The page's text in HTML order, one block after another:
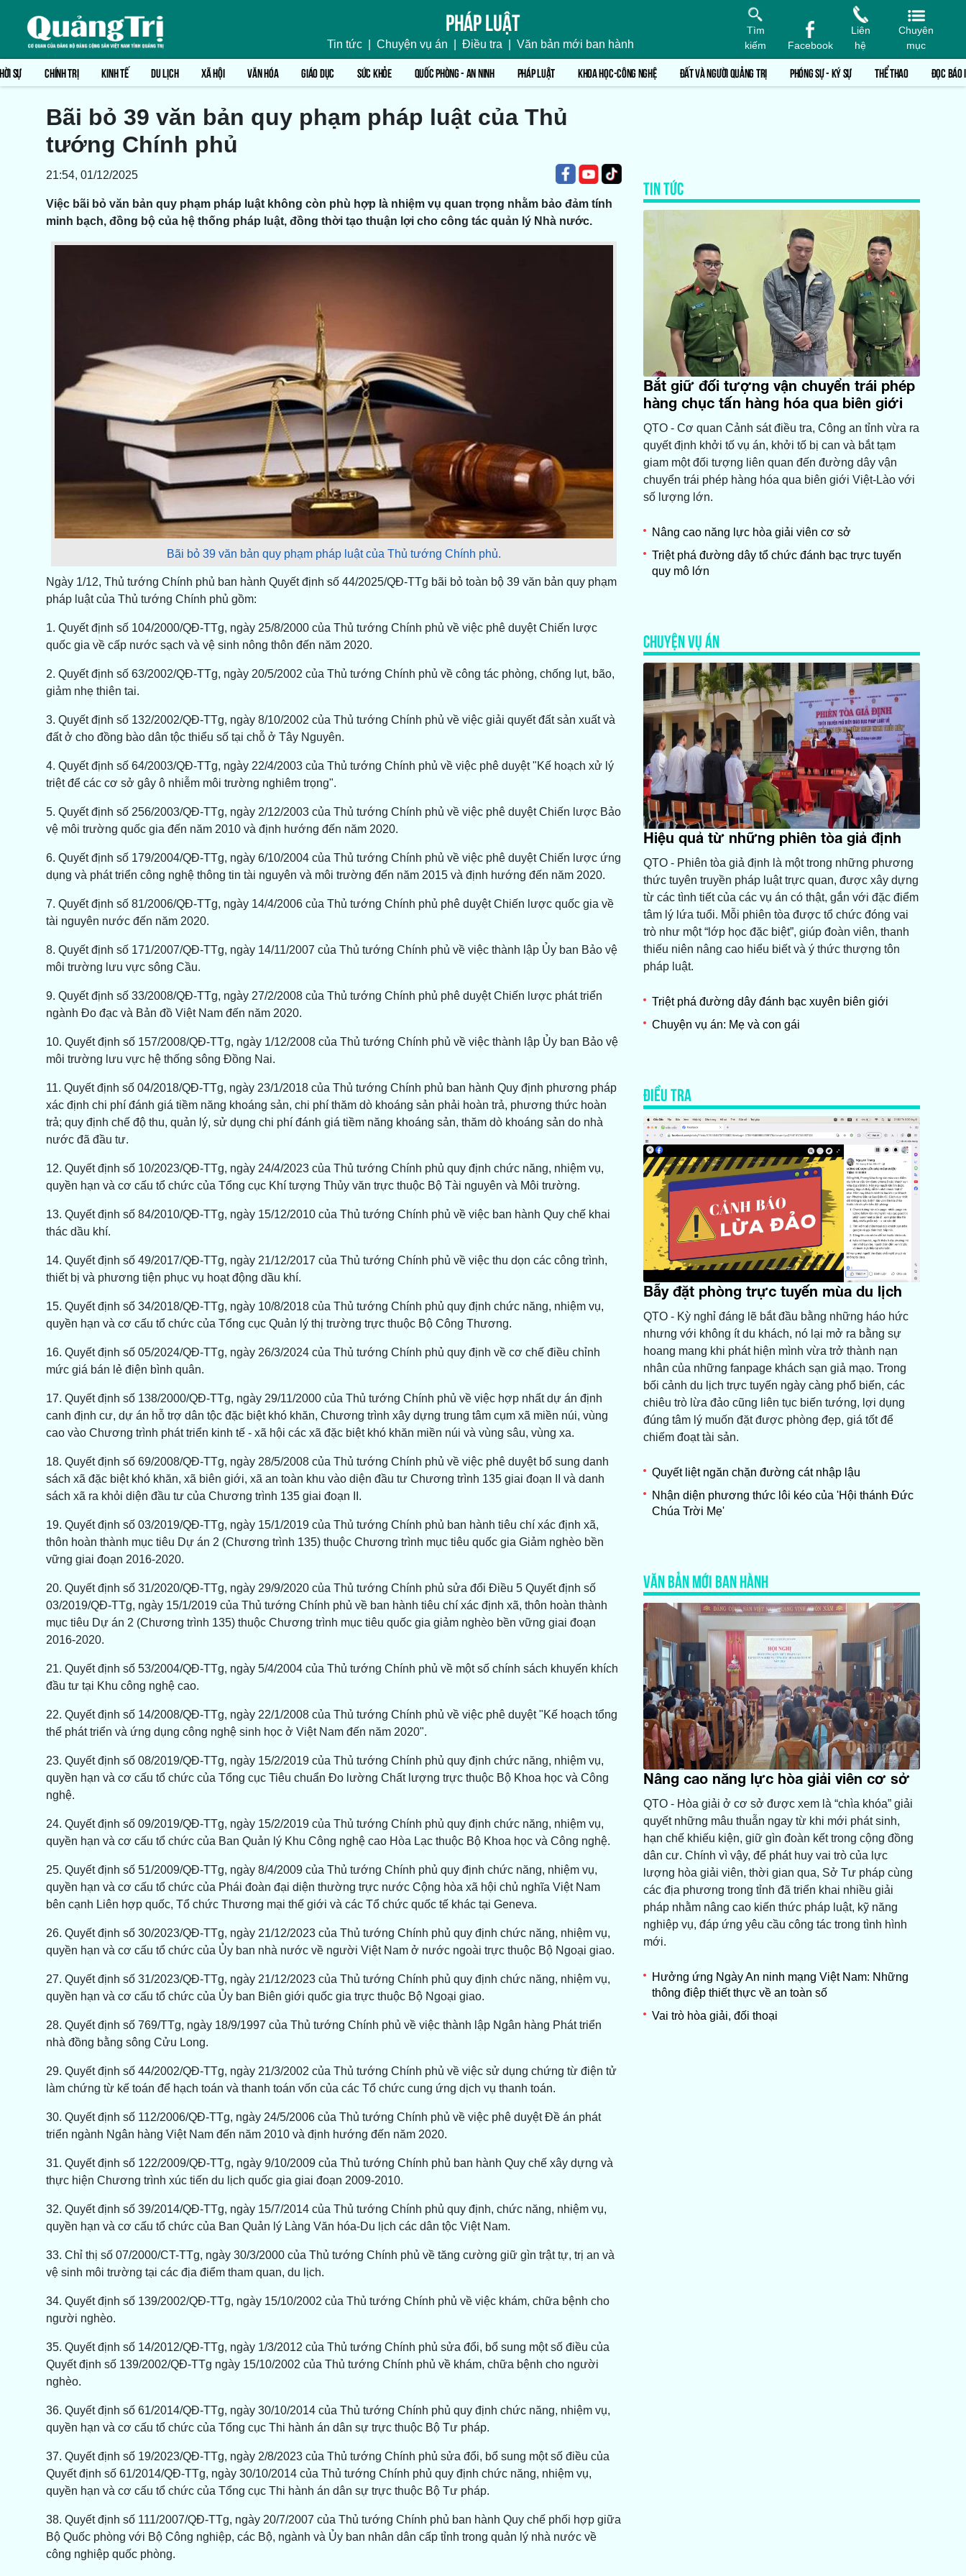
Pháp luật
Tin tức Chuyện vụ án Điều tra Văn bản mới ban hành
Tìm
kiếm
Facebook
Liên
hệ
Chuyên
mục
SỰ CHÍNH TRỊ KINH TẾ DU LỊCH XÃ HỘI VĂN HÓA GIÁO DỤC SỨC KHỎE QUỐC PHÒNG - AN NINH PHÁP LUẬT KHOA HỌC-CÔNG NGHỆ ĐẤT VÀ NGƯỜI QUẢNG TRỊ PHÓNG SỰ - KÝ SỰ THỂ THAO ĐỌC BÁO
Bãi bỏ 39 văn bản quy phạm pháp luật của Thủ
tướng Chính phủ
21:54, 01/12/2025
Việc bãi bỏ văn bản quy phạm pháp luật không còn phù hợp là nhiệm vụ quan trọng nhằm bảo đảm tính
minh bạch, đồng bộ của hệ thống pháp luật, đồng thời tạo thuận lợi cho công tác quản lý Nhà nước.
Bãi bỏ 39 văn bản quy phạm pháp luật của Thủ tướng Chính phủ.
Ngày 1/12, Thủ tướng Chính phủ ban hành Quyết định số 44/2025/QĐ-TTg bãi bỏ toàn bộ 39 văn bản quy phạm
pháp luật của Thủ tướng Chính phủ gồm:
1. Quyết định số 104/2000/QĐ-TTg, ngày 25/8/2000 của Thủ tướng Chính phủ về việc phê duyệt Chiến lược
quốc gia về cấp nước sạch và vệ sinh nông thôn đến năm 2020.
2. Quyết định số 63/2002/QĐ-TTg, ngày 20/5/2002 của Thủ tướng Chính phủ về công tác phòng, chống lụt, bão,
giảm nhẹ thiên tai.
3. Quyết định số 132/2002/QĐ-TTg, ngày 8/10/2002 của Thủ tướng Chính phủ về việc giải quyết đất sản xuất và
đất ở cho đồng bào dân tộc thiểu số tại chỗ ở Tây Nguyên.
4. Quyết định số 64/2003/QĐ-TTg, ngày 22/4/2003 của Thủ tướng Chính phủ về việc phê duyệt "Kế hoạch xử lý
triệt để các cơ sở gây ô nhiễm môi trường nghiêm trọng".
5. Quyết định số 256/2003/QĐ-TTg, ngày 2/12/2003 của Thủ tướng Chính phủ về việc phê duyệt Chiến lược Bảo
vệ môi trường quốc gia đến năm 2010 và định hướng đến năm 2020.
6. Quyết định số 179/2004/QĐ-TTg, ngày 6/10/2004 của Thủ tướng Chính phủ về việc phê duyệt Chiến lược ứng
dụng và phát triển công nghệ thông tin tài nguyên và môi trường đến năm 2015 và định hướng đến năm 2020.
7. Quyết định số 81/2006/QĐ-TTg, ngày 14/4/2006 của Thủ tướng Chính phủ phê duyệt Chiến lược quốc gia về
tài nguyên nước đến năm 2020.
8. Quyết định số 171/2007/QĐ-TTg, ngày 14/11/2007 của Thủ tướng Chính phủ về việc thành lập Ủy ban Bảo vệ
môi trường lưu vực sông Cầu.
9. Quyết định số 33/2008/QĐ-TTg, ngày 27/2/2008 của Thủ tướng Chính phủ phê duyệt Chiến lược phát triển
ngành Đo đạc và Bản đồ Việt Nam đến năm 2020.
10. Quyết định số 157/2008/QĐ-TTg, ngày 1/12/2008 của Thủ tướng Chính phủ về việc thành lập Ủy ban Bảo vệ
môi trường lưu vực hệ thống sông Đồng Nai.
11. Quyết định số 04/2018/QĐ-TTg, ngày 23/1/2018 của Thủ tướng Chính phủ ban hành Quy định phương pháp
xác định chi phí đánh giá tiềm năng khoáng sản, chi phí thăm dò khoáng sản phải hoàn trả, phương thức hoàn
trả; quy định chế độ thu, quản lý, sử dụng chi phí đánh giá tiềm năng khoáng sản, thăm dò khoáng sản do nhà
nước đã đầu tư.
12. Quyết định số 10/2023/QĐ-TTg, ngày 24/4/2023 của Thủ tướng Chính phủ quy định chức năng, nhiệm vụ,
quyền hạn và cơ cấu tổ chức của Tổng cục Khí tượng Thủy văn trực thuộc Bộ Tài nguyên và Môi trường.
13. Quyết định số 84/2010/QĐ-TTg, ngày 15/12/2010 của Thủ tướng Chính phủ về việc ban hành Quy chế khai
thác dầu khí.
14. Quyết định số 49/2017/QĐ-TTg, ngày 21/12/2017 của Thủ tướng Chính phủ về việc thu dọn các công trình,
thiết bị và phương tiện phục vụ hoạt động dầu khí.
15. Quyết định số 34/2018/QĐ-TTg, ngày 10/8/2018 của Thủ tướng Chính phủ quy định chức năng, nhiệm vụ,
quyền hạn và cơ cấu tổ chức của Tổng cục Quản lý thị trường trực thuộc Bộ Công Thương.
16. Quyết định số 05/2024/QĐ-TTg, ngày 26/3/2024 của Thủ tướng Chính phủ quy định về cơ chế điều chỉnh
mức giá bán lẻ điện bình quân.
17. Quyết định số 138/2000/QĐ-TTg, ngày 29/11/2000 của Thủ tướng Chính phủ về việc hợp nhất dự án định
canh định cư, dự án hỗ trợ dân tộc đặc biệt khó khăn, Chương trình xây dựng trung tâm cụm xã miền núi, vùng
cao vào Chương trình phát triển kinh tế - xã hội các xã đặc biệt khó khăn miền núi và vùng sâu, vùng xa.
18. Quyết định số 69/2008/QĐ-TTg, ngày 28/5/2008 của Thủ tướng Chính phủ về việc phê duyệt bổ sung danh
sách xã đặc biệt khó khăn, xã biên giới, xã an toàn khu vào diện đầu tư Chương trình 135 giai đoạn II và danh
sách xã ra khỏi diện đầu tư của Chương trình 135 giai đoạn II.
19. Quyết định số 03/2019/QĐ-TTg, ngày 15/1/2019 của Thủ tướng Chính phủ ban hành tiêu chí xác định xã,
thôn hoàn thành mục tiêu Dự án 2 (Chương trình 135) thuộc Chương trình mục tiêu quốc gia Giảm nghèo bền
vững giai đoạn 2016-2020.
20. Quyết định số 31/2020/QĐ-TTg, ngày 29/9/2020 của Thủ tướng Chính phủ sửa đổi Điều 5 Quyết định số
03/2019/QĐ-TTg, ngày 15/1/2019 của Thủ tướng Chính phủ về ban hành tiêu chí xác định xã, thôn hoàn thành
mục tiêu Dự án 2 (Chương trình 135) thuộc Chương trình mục tiêu quốc gia giảm nghèo bền vững giai đoạn
2016-2020.
21. Quyết định số 53/2004/QĐ-TTg, ngày 5/4/2004 của Thủ tướng Chính phủ về một số chính sách khuyến khích
đầu tư tại Khu công nghệ cao.
22. Quyết định số 14/2008/QĐ-TTg, ngày 22/1/2008 của Thủ tướng Chính phủ về việc phê duyệt "Kế hoạch tổng
thể phát triển và ứng dụng công nghệ sinh học ở Việt Nam đến năm 2020".
23. Quyết định số 08/2019/QĐ-TTg, ngày 15/2/2019 của Thủ tướng Chính phủ quy định chức năng, nhiệm vụ,
quyền hạn và cơ cấu tổ chức của Tổng cục Tiêu chuẩn Đo lường Chất lượng trực thuộc Bộ Khoa học và Công
nghệ.
24. Quyết định số 09/2019/QĐ-TTg, ngày 15/2/2019 của Thủ tướng Chính phủ quy định chức năng, nhiệm vụ,
quyền hạn và cơ cấu tổ chức của Ban Quản lý Khu Công nghệ cao Hòa Lạc thuộc Bộ Khoa học và Công nghệ.
25. Quyết định số 51/2009/QĐ-TTg, ngày 8/4/2009 của Thủ tướng Chính phủ quy định chức năng, nhiệm vụ,
quyền hạn và cơ cấu tổ chức của Phái đoàn đại diện thường trực nước Cộng hòa xã hội chủ nghĩa Việt Nam
bên cạnh Liên hợp quốc, Tổ chức Thương mại thế giới và các Tổ chức quốc tế khác tại Geneva.
26. Quyết định số 30/2023/QĐ-TTg, ngày 21/12/2023 của Thủ tướng Chính phủ quy định chức năng, nhiệm vụ,
quyền hạn và cơ cấu tổ chức của Ủy ban nhà nước về người Việt Nam ở nước ngoài trực thuộc Bộ Ngoại giao.
27. Quyết định số 31/2023/QĐ-TTg, ngày 21/12/2023 của Thủ tướng Chính phủ quy định chức năng, nhiệm vụ,
quyền hạn và cơ cấu tổ chức của Ủy ban Biên giới quốc gia trực thuộc Bộ Ngoại giao.
28. Quyết định số 769/TTg, ngày 18/9/1997 của Thủ tướng Chính phủ về việc thành lập Ngân hàng Phát triển
nhà đồng bằng sông Cửu Long.
29. Quyết định số 44/2002/QĐ-TTg, ngày 21/3/2002 của Thủ tướng Chính phủ về việc sử dụng chứng từ điện tử
làm chứng từ kế toán để hạch toán và thanh toán vốn của các Tổ chức cung ứng dịch vụ thanh toán.
30. Quyết định số 112/2006/QĐ-TTg, ngày 24/5/2006 của Thủ tướng Chính phủ về việc phê duyệt Đề án phát
triển ngành Ngân hàng Việt Nam đến năm 2010 và định hướng đến năm 2020.
31. Quyết định số 122/2009/QĐ-TTg, ngày 9/10/2009 của Thủ tướng Chính phủ ban hành Quy chế xây dựng và
thực hiện Chương trình xúc tiến du lịch quốc gia giai đoạn 2009-2010.
32. Quyết định số 39/2014/QĐ-TTg, ngày 15/7/2014 của Thủ tướng Chính phủ quy định, chức năng, nhiệm vụ,
quyền hạn và cơ cấu tổ chức của Ban Quản lý Làng Văn hóa-Du lịch các dân tộc Việt Nam.
33. Chỉ thị số 07/2000/CT-TTg, ngày 30/3/2000 của Thủ tướng Chính phủ về tăng cường giữ gìn trật tự, trị an và
vệ sinh môi trường tại các địa điểm tham quan, du lịch.
34. Quyết định số 139/2002/QĐ-TTg, ngày 15/10/2002 của Thủ tướng Chính phủ về việc khám, chữa bệnh cho
người nghèo.
35. Quyết định số 14/2012/QĐ-TTg, ngày 1/3/2012 của Thủ tướng Chính phủ sửa đổi, bổ sung một số điều của
Quyết định số 139/2002/QĐ-TTg ngày 15/10/2002 của Thủ tướng Chính phủ về khám, chữa bệnh cho người
nghèo.
36. Quyết định số 61/2014/QĐ-TTg, ngày 30/10/2014 của Thủ tướng Chính phủ quy định chức năng, nhiệm vụ,
quyền hạn và cơ cấu tổ chức của Tổng cục Thi hành án dân sự trực thuộc Bộ Tư pháp.
37. Quyết định số 19/2023/QĐ-TTg, ngày 2/8/2023 của Thủ tướng Chính phủ sửa đổi, bổ sung một số điều của
Quyết định số 61/2014/QĐ-TTg, ngày 30/10/2014 của Thủ tướng Chính phủ quy định chức năng, nhiệm vụ,
quyền hạn và cơ cấu tổ chức của Tổng cục Thi hành án dân sự trực thuộc Bộ Tư pháp.
38. Quyết định số 111/2007/QĐ-TTg, ngày 20/7/2007 của Thủ tướng Chính phủ ban hành Quy chế phối hợp giữa
Bộ Quốc phòng với Bộ Công nghiệp, các Bộ, ngành và Ủy ban nhân dân cấp tỉnh trong quản lý nhà nước về
công nghiệp quốc phòng.
TIN TỨC
Bắt giữ đối tượng vận chuyển trái phép
hàng chục tấn hàng hóa qua biên giới
QTO - ​Cơ quan Cảnh sát điều tra, Công an tỉnh vừa ra
quyết định khởi tố vụ án, khởi tố bị can và bắt tạm
giam một đối tượng liên quan đến đường dây vận
chuyển trái phép hàng hóa qua biên giới Việt-Lào với
số lượng lớn.
Nâng cao năng lực hòa giải viên cơ sở
Triệt phá đường dây tổ chức đánh bạc trực tuyến
quy mô lớn
CHUYỆN VỤ ÁN
Hiệu quả từ những phiên tòa giả định
QTO - Phiên tòa giả định là một trong những phương
thức tuyên truyền pháp luật trực quan, được xây dựng
từ các tình tiết của các vụ án có thật, gắn với đặc điểm
tâm lý lứa tuổi. Mỗi phiên tòa được tổ chức đóng vai
trò như một “lớp học đặc biệt”, giúp đoàn viên, thanh
thiếu niên nâng cao hiểu biết và ý thức thượng tôn
pháp luật.
Triệt phá đường dây đánh bạc xuyên biên giới
Chuyện vụ án: Mẹ và con gái
ĐIỀU TRA
Bẫy đặt phòng trực tuyến mùa du lịch
QTO - Kỳ nghỉ đáng lẽ bắt đầu bằng những háo hức
nhưng với không ít du khách, nó lại mở ra bằng sự
hoang mang khi phát hiện mình vừa trở thành nạn
nhân của những fanpage khách sạn giả mạo. Trong
bối cảnh du lịch trực tuyến ngày càng phổ biến, các
chiêu trò lừa đảo cũng liên tục biến tướng, lợi dụng
đúng tâm lý muốn đặt được phòng đẹp, giá tốt để
chiếm đoạt tài sản.
Quyết liệt ngăn chặn đường cát nhập lậu
Nhận diện phương thức lôi kéo của 'Hội thánh Đức
Chúa Trời Mẹ'
VĂN BẢN MỚI BAN HÀNH
Nâng cao năng lực hòa giải viên cơ sở
QTO - Hòa giải ở cơ sở được xem là “chìa khóa” giải
quyết những mâu thuẫn ngay từ khi mới phát sinh,
hạn chế khiếu kiện, giữ gìn đoàn kết trong cộng đồng
dân cư. Chính vì vậy, để phát huy vai trò của lực
lượng hòa giải viên, thời gian qua, Sở Tư pháp cùng
các địa phương trong tỉnh đã triển khai nhiều giải
pháp nhằm nâng cao kiến thức pháp luật, kỹ năng
nghiệp vụ, đáp ứng yêu cầu công tác trong tình hình
mới.
Hưởng ứng Ngày An ninh mạng Việt Nam: Những
thông điệp thiết thực về an toàn số
Vai trò hòa giải, đối thoại